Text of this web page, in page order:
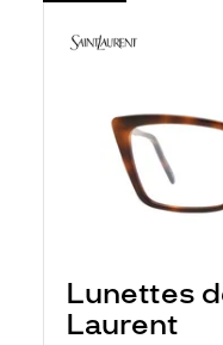
Lunettes
Laurent